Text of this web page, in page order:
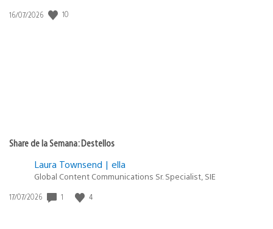
Fecha
16/07/2026 10
Share de la Semana: Destellos
Laura Townsend | ella
Global Content Communications Sr. Specialist, SIE
Fecha
17/07/2026 1 4